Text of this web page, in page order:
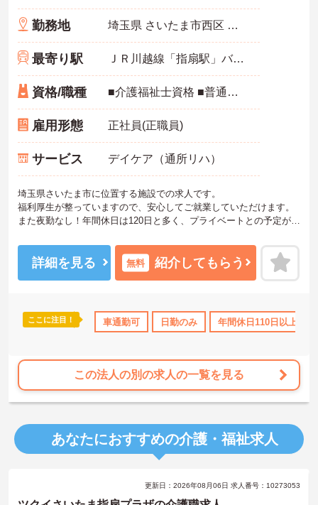
勤務地 埼玉県 さいたま市西区 宝来591
最寄り駅 ＪＲ川越線「指扇駅」バス・車6分
資格/職種 ■介護福祉士資格 ■普通自動車免許（送迎のため） ※ブランクのある方も歓迎
雇用形態 正社員(正職員)
サービス デイケア（通所リハ）
埼玉県さいたま市に位置する施設での求人です。
福利厚生が整っていますので、安心してご就業していただけます。
また夜勤なし！年間休日は120日と多く、プライベートとの予定が立
ご興味のある方は、お気軽にお問い合わせください。
詳細を見る 無料 紹介してもらう
ここに注目！ 車通勤可 日勤のみ 年間休日110日以上
この法人の別の求人の一覧を見る
あなたにおすすめの介護・福祉求人
更新日：2026年08月06日 求人番号：10273053